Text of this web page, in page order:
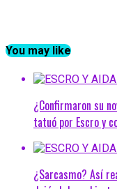
You may like
¿Confirmaron su
tatuó por Escro y
¿Sarcasmo? Así